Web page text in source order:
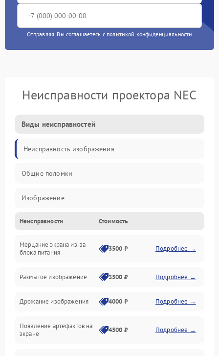
Отправляя, Вы соглашаетесь с политикой конфиденциальности
Неисправности проектора NEC
Виды неисправностей
Неисправность изображения
Общие поломки
Изображение
Лампа подсветки
Неисправность управления и интерфейсов
Неисправности Стоимость
Мерцание экрана из-за
блока питания
3500 ₽ Подробнее →
Размытое изображение 3500 ₽ Подробнее →
Дрожание изображения 4000 ₽ Подробнее →
Появление артефактов на
экране
4500 ₽ Подробнее →